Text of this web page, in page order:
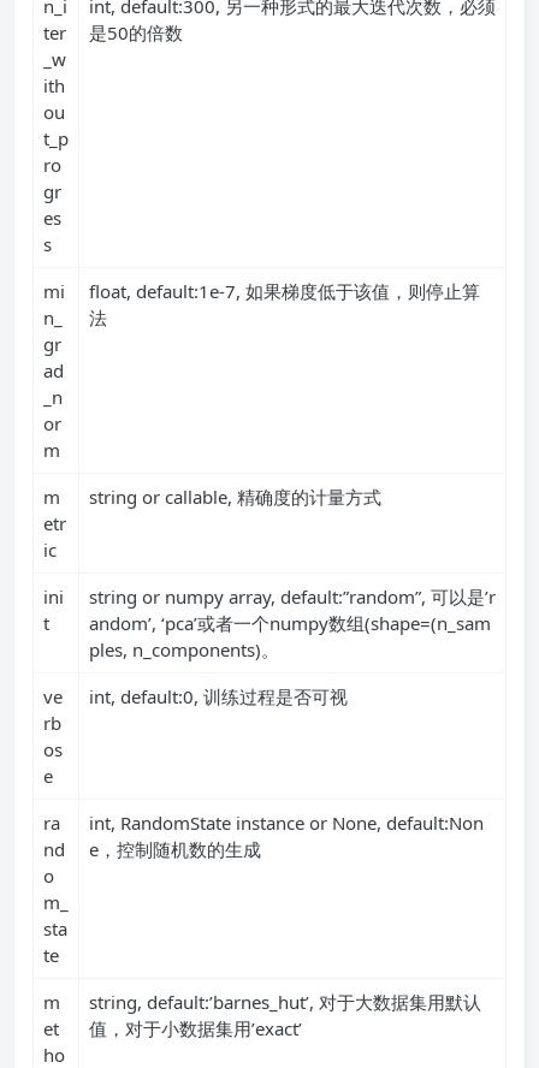
n_i
ter
_w
ith
ou
t_p
ro
gr
es
s
int, default:300, 另一种形式的最大迭代次数，必须
是50的倍数
mi
n_
gr
ad
_n
or
m
float, default:1e-7, 如果梯度低于该值，则停止算
法
m
etr
ic
string or callable, 精确度的计量方式
ini
t
string or numpy array, default:”random”, 可以是’r
andom’, ‘pca’或者一个numpy数组(shape=(n_sam
ples, n_components)。
ve
rb
os
e
int, default:0, 训练过程是否可视
ra
nd
o
m_
sta
te
int, RandomState instance or None, default:Non
e，控制随机数的生成
m
et
ho
string, default:’barnes_hut’, 对于大数据集用默认
值，对于小数据集用’exact’